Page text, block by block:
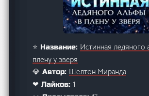
⭐ Название: Истинная ледяного
плену у зверя
💎 Автор: Шелтон Миранда
❤ Лайков:1